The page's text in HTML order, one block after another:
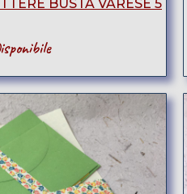
BUSTA VARESE 5